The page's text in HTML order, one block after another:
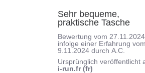
Sehr bequeme,
praktische Tasche
Bewertung vom 27.11.2024
infolge einer Erfahrung
9.11.2024 durchA.C.
Ursprünglich veröffentlicht
i-run.fr (fr)